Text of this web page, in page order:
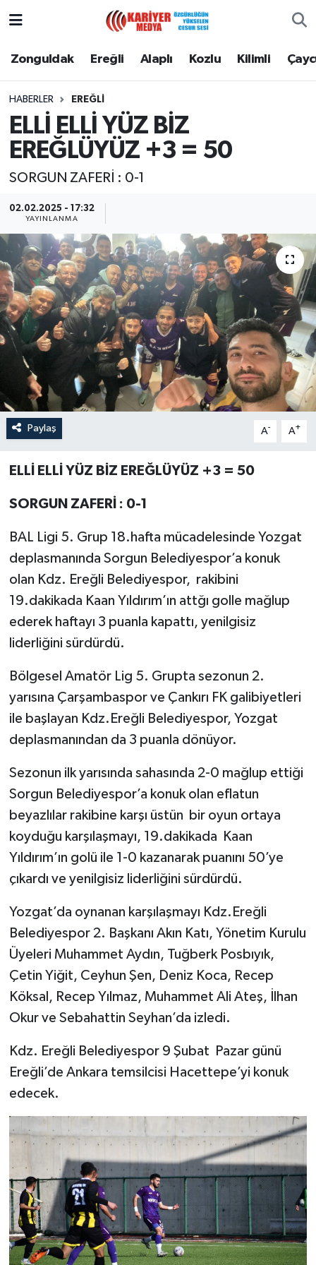
Zonguldak Ereğli Alaplı Kozlu Kilimli
HABERLER EREĞLI
ELLİ ELLİ YÜZ BİZ
EREĞLÜYÜZ +3 = 50
SORGUN ZAFERİ : 0-1
02.02.2025 - 17:32
YAYINLANMA
Paylaş A- A+
ELLİ ELLİ YÜZ BİZ EREĞLÜYÜZ +3 = 50
SORGUN ZAFERİ : 0-1
BAL Ligi 5. Grup 18.hafta mücadelesinde Yozgat
deplasmanında Sorgun Belediyespor’a konuk
olan Kdz. Ereğli Belediyespor, rakibini
19.dakikada Kaan Yıldırım’ın attğı golle mağlup
ederek haftayı 3 puanla kapattı, yenilgisiz
liderliğini sürdürdü.
Bölgesel Amatör Lig 5. Grupta sezonun 2.
yarısına Çarşambaspor ve Çankırı FK galibiyetleri
ile başlayan Kdz.Ereğli Belediyespor, Yozgat
deplasmanından da 3 puanla dönüyor.
Sezonun ilk yarısında sahasında 2-0 mağlup ettiği
Sorgun Belediyespor’a konuk olan eflatun
beyazlılar rakibine karşı üstün bir oyun ortaya
koyduğu karşılaşmayı, 19.dakikada Kaan
Yıldırım’ın golü ile 1-0 kazanarak puanını 50’ye
çıkardı ve yenilgisiz liderliğini sürdürdü.
Yozgat’da oynanan karşılaşmayı Kdz.Ereğli
Belediyespor 2. Başkanı Akın Katı, Yönetim Kurulu
Üyeleri Muhammet Aydın, Tuğberk Posbıyık,
Çetin Yiğit, Ceyhun Şen, Deniz Koca, Recep
Köksal, Recep Yılmaz, Muhammet Ali Ateş, İlhan
Okur ve Sebahattin Seyhan’da izledi.
Kdz. Ereğli Belediyespor 9 Şubat Pazar günü
Ereğli’de Ankara temsilcisi Hacettepe’yi konuk
edecek.
Zonguldak
Alaplı
Kozlu
Çaycuma
Gökçebey
Devrek
Özel
Mesaj
Dergim
Zonguldak Nöbetçi Eczaneler
Zonguldak Namaz Vakitleri
Zonguldak Trafik Yoğunluk Haritası
Tüm Manşetler
Son Dakika Haberleri
Haber Arşivi